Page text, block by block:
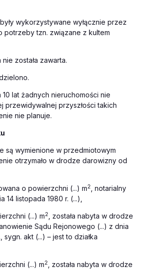
wykorzystywane wyłącznie przez
potrzeby tzn. związane z kultem
została zawarta.
lat żadnych nieruchomości nie
przewidywalnej przyszłości takich
nie planuje.
są wymienione w przedmiotowym
otrzymało w drodze darowizny od
o powierzchni (...) m2
, notarialny
14 listopada 1980 r. (...),
(...) m2
, została nabyta w drodze
Sądu Rejonowego (...) z dnia
akt (...) – jest to działka
(...) m2
, została nabyta w drodze